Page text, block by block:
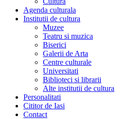
Agenda culturala
Institutii de cultura
Muzee
Teatru si muzica
Biserici
Galerii de Arta
Centre culturale
Universitati
Biblioteci si librarii
Alte institutii de cultura
Personalitati
Cititor de Iasi
Contact